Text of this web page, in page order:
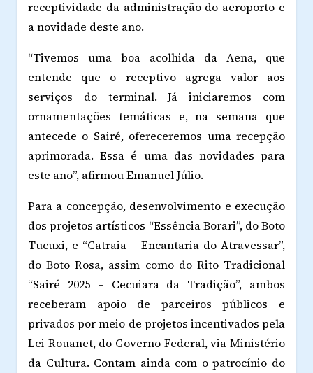
receptividade da administração do aeroporto e
a novidade deste ano.
“Tivemos uma boa acolhida da Aena, que
entende que o receptivo agrega valor aos
serviços do terminal. Já iniciaremos com
ornamentações temáticas e, na semana que
antecede o Sairé, ofereceremos uma recepção
aprimorada. Essa é uma das novidades para
este ano”, afirmou Emanuel Júlio.
Para a concepção, desenvolvimento e execução
dos projetos artísticos “Essência Borari”, do Boto
Tucuxi, e “Catraia – Encantaria do Atravessar”,
do Boto Rosa, assim como do Rito Tradicional
“Sairé 2025 – Cecuiara da Tradição”, ambos
receberam apoio de parceiros públicos e
privados por meio de projetos incentivados pela
Lei Rouanet, do Governo Federal, via Ministério
da Cultura. Contam ainda com o patrocínio do